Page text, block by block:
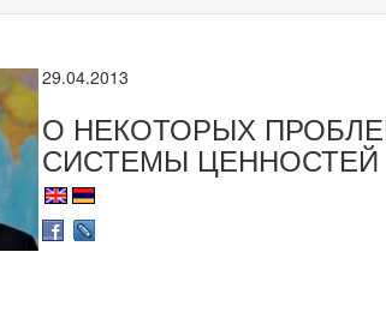
29.04.2013
О НЕКОТОРЫХ
СИСТЕМЫ ЦЕННОСТЕЙ